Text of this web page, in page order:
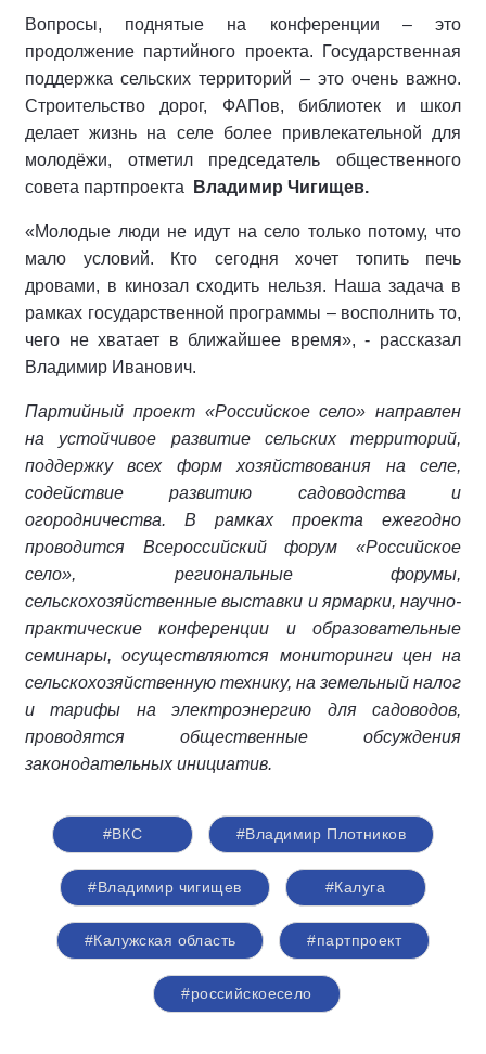
Вопросы, поднятые на конференции – это
продолжение партийного проекта. Государственная
поддержка сельских территорий – это очень важно.
Строительство дорог, ФАПов, библиотек и школ
делает жизнь на селе более привлекательной для
молодёжи, отметил председатель общественного
совета партпроекта
Владимир Чигищев.
«Молодые люди не идут на село только потому, что
мало условий. Кто сегодня хочет топить печь
дровами, в кинозал сходить нельзя. Наша задача в
рамках государственной программы – восполнить то,
чего не хватает в ближайшее время», - рассказал
Владимир Иванович.
Партийный проект «Российское село» направлен
на устойчивое развитие сельских территорий,
поддержку всех форм хозяйствования на селе,
содействие развитию садоводства и
огородничества. В рамках проекта ежегодно
проводится Всероссийский форум «Российское
село», региональные форумы,
сельскохозяйственные выставки и ярмарки, научно-
практические конференции и образовательные
семинары, осуществляются мониторинги цен на
сельскохозяйственную технику, на земельный налог
и тарифы на электроэнергию для садоводов,
проводятся общественные обсуждения
законодательных инициатив.
#ВКС #Владимир Плотников
#Владимир чигищев #Калуга
#Калужская область #партпроект
#российскоесело